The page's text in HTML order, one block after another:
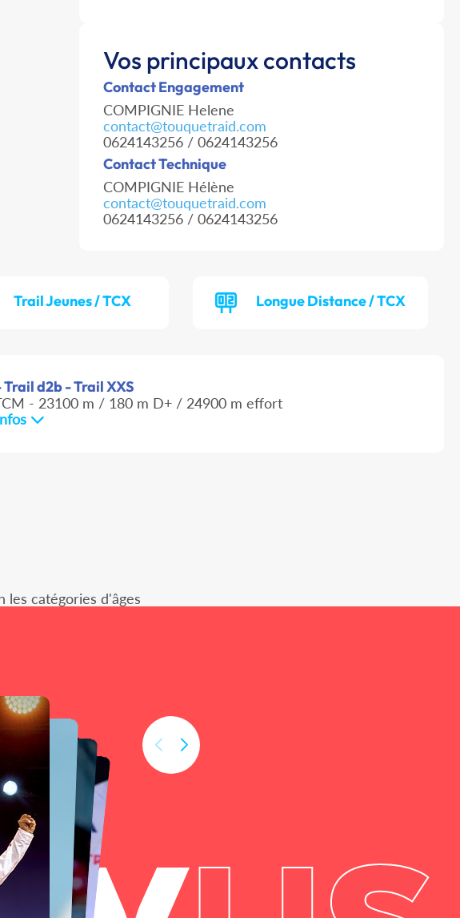
Vos principaux contacts
Contact Engagement
COMPIGNIE Helene
contact@touquetraid.com
0624143256 / 0624143256
Contact Technique
COMPIGNIE Hélène
contact@touquetraid.com
0624143256 / 0624143256
Trail Jeunes / TCX Longue Distance / TCX
d2b - Trail XXS
- 23100 m / 180 m D+ / 24900 m effort
les catégories d'âges